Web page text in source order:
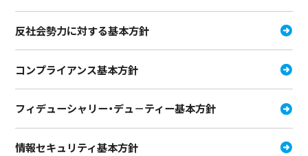
反社会勢力に対する基本方針
コンプライアンス基本方針
フィデューシャリー・デュ－ティー基本方針
情報セキュリティ基本方針